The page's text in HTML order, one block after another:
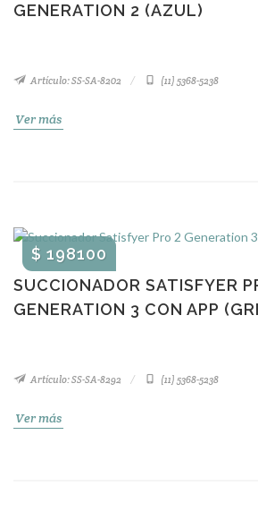
GENERATION 2 (AZUL)
Artículo: SS-SA-8202 (11) 5368-5238
Ver más
SUCCIONADOR SATISFYER
GENERATION 3 CON APP
$ 198100
Artículo: SS-SA-8292 (11) 5368-5238
Ver más